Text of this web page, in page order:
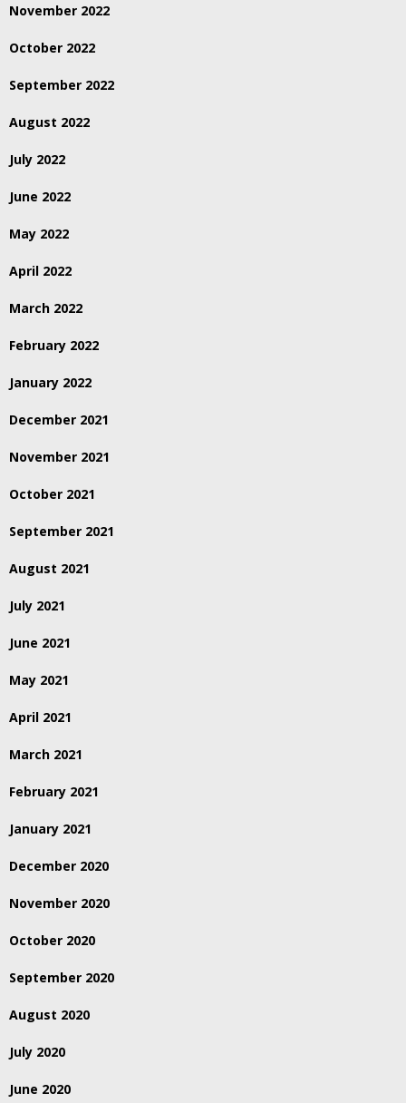
November 2022
October 2022
September 2022
August 2022
July 2022
June 2022
May 2022
April 2022
March 2022
February 2022
January 2022
December 2021
November 2021
October 2021
September 2021
August 2021
July 2021
June 2021
May 2021
April 2021
March 2021
February 2021
January 2021
December 2020
November 2020
October 2020
September 2020
August 2020
July 2020
June 2020